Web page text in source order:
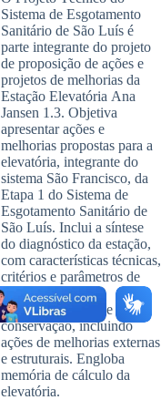
Sistema de Esgotamento
Sanitário de São Luís é
parte integrante do projeto
de proposição de ações e
projetos de melhorias da
Estação Elevatória Ana
Jansen 1.3. Objetiva
apresentar ações e
melhorias propostas para a
elevatória, integrante do
sistema São Francisco, da
Etapa 1 do Sistema de
Esgotamento Sanitário de
São Luís. Inclui a síntese
do diagnóstico da estação,
com características técnicas,
critérios e parâmetros de
projeto. Apresenta
condições gerais de
conservação, incluindo
ações de melhorias externas
e estruturais. Engloba
memória de cálculo da
elevatória.